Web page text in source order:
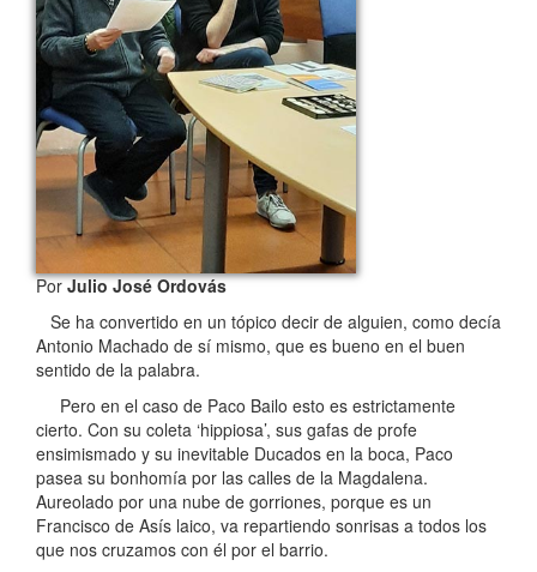
PorJulio José Ordovás
Se ha convertido en un tópico decir de alguien, como decía
Antonio Machado de sí mismo, que es bueno en el buen
sentido de la palabra.
Pero en el caso de Paco Bailo esto es estrictamente
cierto. Con su coleta ‘hippiosa’, sus gafas de profe
ensimismado y su inevitable Ducados en la boca, Paco
pasea su bonhomía por las calles de la Magdalena.
Aureolado por una nube de gorriones, porque es un
Francisco de Asís laico, va repartiendo sonrisas a todos los
que nos cruzamos con él por el barrio.